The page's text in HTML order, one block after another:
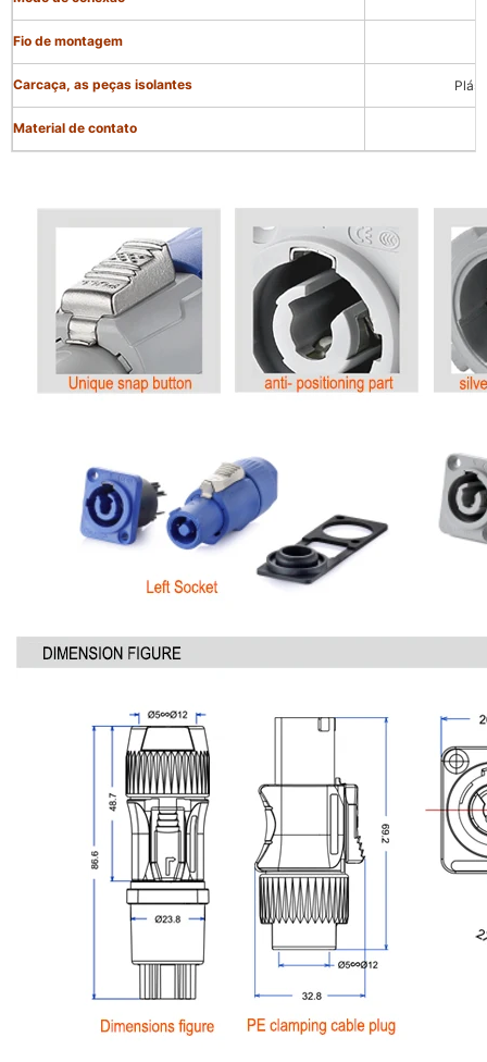
Fio de montagem
Carcaça, as peças isolantes
Material de contato